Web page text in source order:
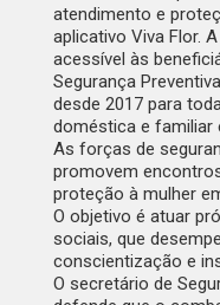
atendimento e
aplicativo Viva Flor.
acessível às
Segurança
desde 2017 para
doméstica e familiar
As forças de
promovem
proteção à mulher
O objetivo é atuar
sociais, que
conscientização e
O secretário de